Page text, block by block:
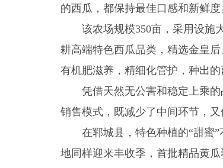
的西瓜，都保持最佳口感和新鲜度
该农场规模350亩，采用设施
耕高端特色西瓜品类，精选金皇
有机肥滋养，精细化管护，种出
凭借天然无公害和稳定上乘
销售模式，既减少了中间环节，
在郓城县，特色种植的“甜蜜
地同样迎来丰收季，首批精品黄